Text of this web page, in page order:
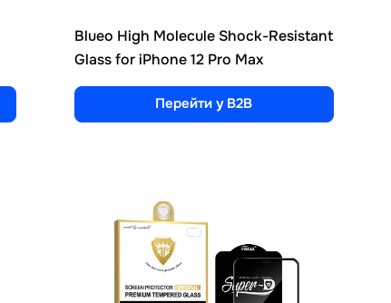
Blueo High Molecule Shock-Resistant
Glass for iPhone 12 Pro Max
Перейти у B2B